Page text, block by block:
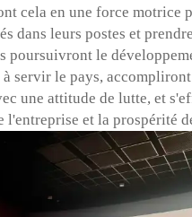
cela en une force motrice
dans leurs postes et
poursuivront le
à servir le pays,
une attitude de lutte, et
l'entreprise et la prospérité